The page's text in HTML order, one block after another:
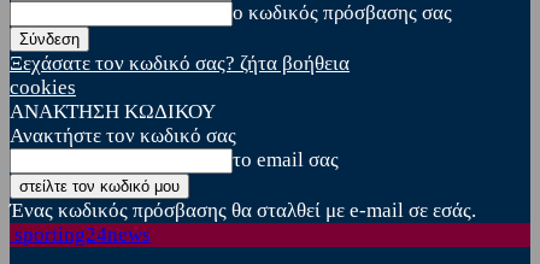
ο κωδικός πρόσβασης σας
Ξεχάσατε τον κωδικό σας? ζήτα βοήθεια
cookies
ΑΝΑΚΤΗΣΗ ΚΩΔΙΚΟΥ
Ανακτήστε τον κωδικό σας
το email σας
Ένας κωδικός πρόσβασης θα σταλθεί με e-mail σε εσάς.
sporting24news